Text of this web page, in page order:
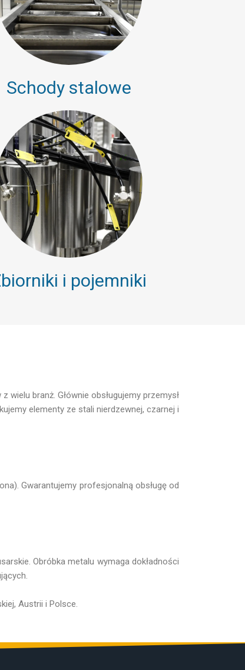
Schody stalowe
i pojemniki
branż. Głównie obsługujemy przemysł
elementy ze stali nierdzewnej, czarnej i
Gwarantujemy profesjonalną obsługę od
Obróbka metalu wymaga dokładności
Austrii i Polsce.